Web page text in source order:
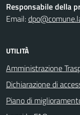
Responsabile della
Email:
UTILITÀ
Amministrazione
Dichiarazione di
Piano di